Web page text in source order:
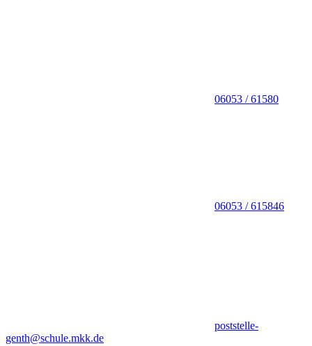
06053 / 61580
06053 / 615846
poststelle-
genth@schule.mkk.de